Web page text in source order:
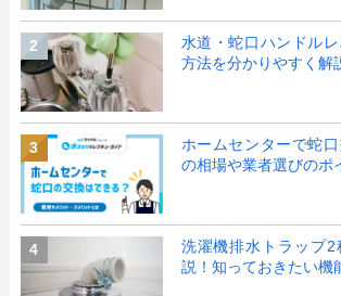
2
水道・蛇口ハンドル
方法を分かりやすく解
3
ホームセンターで蛇
の相場や業者選びのポ
4
洗濯機排水トラップ
説！知っておきたい機